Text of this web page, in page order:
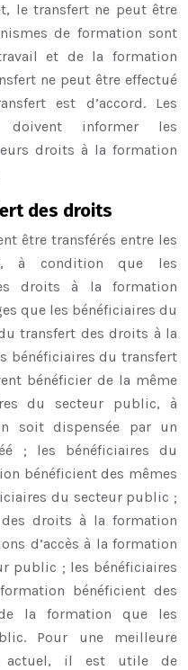
le transfert ne peut être
de formation sont
et de la formation
ne peut être effectué
est d’accord. Les
doivent informer les
droits à la formation
des droits
être transférés entre les
à condition que les
droits à la formation
que les bénéficiaires du
transfert des droits à la
bénéficiaires du transfert
bénéficier de la même
du secteur public, à
soit dispensée par un
; les bénéficiaires du
bénéficient des mêmes
du secteur public ;
droits à la formation
d’accès à la formation
public ; les bénéficiaires
bénéficient des
la formation que les
Pour une meilleure
actuel, il est utile de